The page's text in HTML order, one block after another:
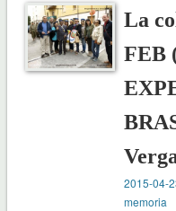
La
FEB
2015-04-
memoria